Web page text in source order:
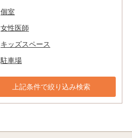
個室
女性医師
キッズスペース
駐車場
上記条件で絞り込み検索